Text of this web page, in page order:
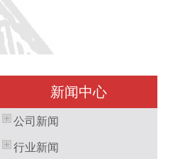
新闻中心
公司新闻
行业新闻